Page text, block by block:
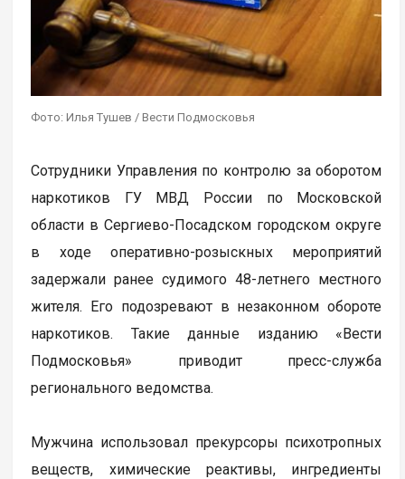
Фото: Илья Тушев / Вести Подмосковья
Сотрудники Управления по контролю за оборотом
наркотиков ГУ МВД России по Московской
области в Сергиево-Посадском городском округе
в ходе оперативно-розыскных мероприятий
задержали ранее судимого 48-летнего местного
жителя. Его подозревают в незаконном обороте
наркотиков. Такие данные изданию «Вести
Подмосковья» приводит пресс-служба
регионального ведомства.
Мужчина использовал прекурсоры психотропных
веществ, химические реактивы, ингредиенты